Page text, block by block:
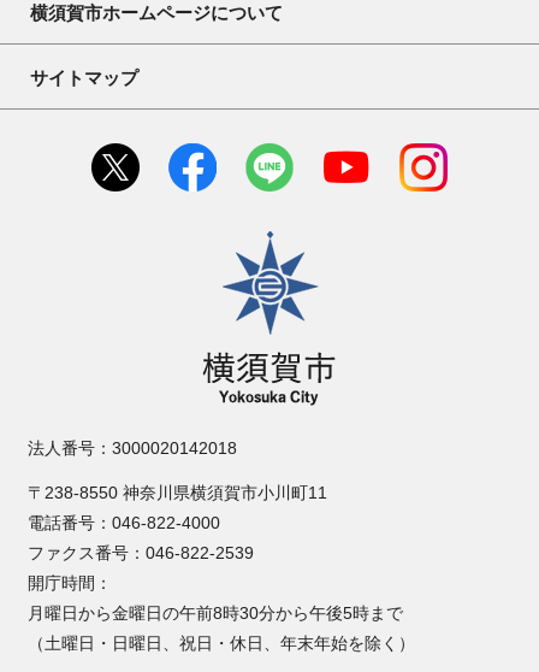
横須賀市ホームページについて
サイトマップ
横須賀市
法人番号：3000020142018
〒238-8550 神奈川県横須賀市小川町11
電話番号：046-822-4000
ファクス番号：046-822-2539
開庁時間：
月曜日から金曜日の午前8時30分から午後5時まで
（土曜日・日曜日、祝日・休日、年末年始を除く）